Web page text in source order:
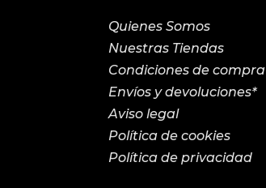
Quienes Somos
Nuestras Tiendas
Condiciones de compra
Envíos y devoluciones*
Aviso legal
Política de cookies
Política de privacidad